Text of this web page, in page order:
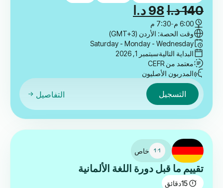
140د.ا السعر
الأصلي
هو:
140 د.ا.
98 د.ا
هو:
98 د.ا.
6:00 م -7:30 م
وقت الحصة: الأردن (GMT+3)
Saturday - Monday - Wednesday
البداية التاليةسبتمبر 1, 2026
معتمد من CEFR
المدربون الأصليون
التسجيل التفاصيل
خاص
تقييم ما قبل دورة اللغة الألمانية
15دقائق